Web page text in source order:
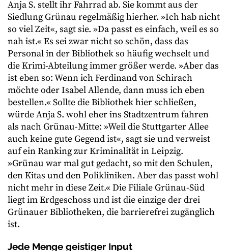
Anja S. stellt ihr Fahrrad ab. Sie kommt aus der
Siedlung Grünau regelmäßig hierher. »Ich hab nicht
so viel Zeit«, sagt sie. »Da passt es einfach, weil es so
nah ist.« Es sei zwar nicht so schön, dass das
Personal in der Bibliothek so häufig wechselt und
die Krimi-Abteilung immer größer werde. »Aber das
ist eben so: Wenn ich Ferdinand von Schirach
möchte oder Isabel Allende, dann muss ich eben
bestellen.« Sollte die Bibliothek hier schließen,
würde Anja S. wohl eher ins Stadtzentrum fahren
als nach Grünau-Mitte: »Weil die Stuttgarter Allee
auch keine gute Gegend ist«, sagt sie und verweist
auf ein Ranking zur Kriminalität in Leipzig.
»Grünau war mal gut gedacht, so mit den Schulen,
den Kitas und den Polikliniken. Aber das passt wohl
nicht mehr in diese Zeit.« Die Filiale Grünau-Süd
liegt im Erdgeschoss und ist die einzige der drei
Grünauer Bibliotheken, die barrierefrei zugänglich
ist.
Jede Menge geistiger Input